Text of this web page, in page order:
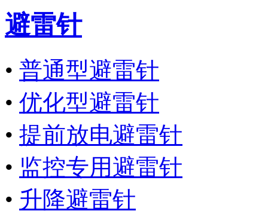
避雷针
• 普通型避雷针
• 优化型避雷针
• 提前放电避雷针
• 监控专用避雷针
• 升降避雷针